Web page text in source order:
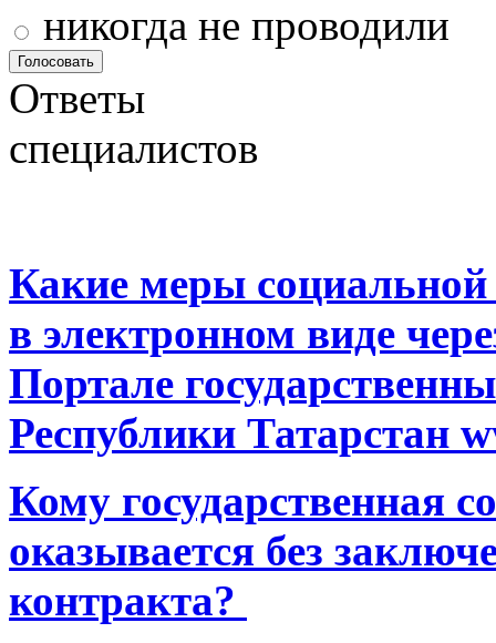
никогда не проводили
Ответы
специалистов
Какие меры
в электронном виде
Портале
Республики Татарстан
Кому государственная
оказывается без
контракта?